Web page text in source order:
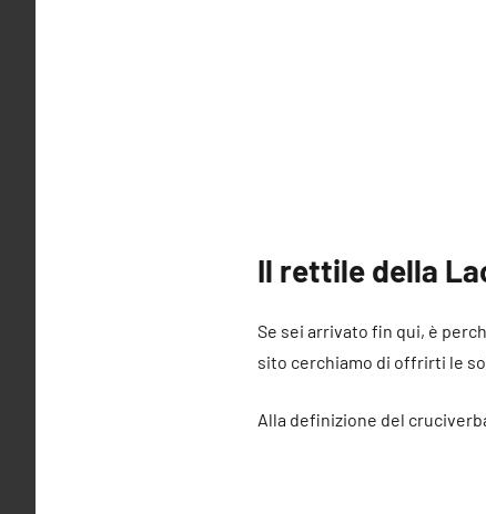
Il rettile della
Se sei arrivato fin qui, è
sito cerchiamo di offrirti le
Alla definizione del